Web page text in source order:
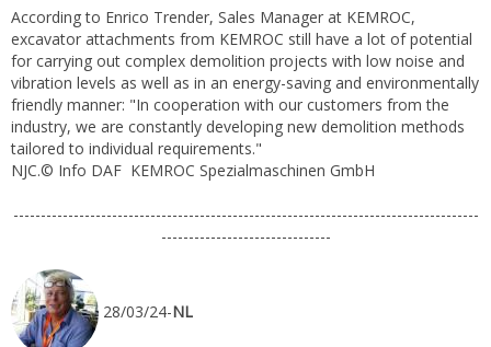
According to Enrico Trender, Sales Manager at KEMROC,
excavator attachments from KEMROC still have a lot of potential
for carrying out complex demolition projects with low noise and
vibration levels as well as in an energy-saving and environmentally
friendly manner: "In cooperation with our customers from the
industry, we are constantly developing new demolition methods
tailored to individual requirements."
NJC.© Info DAF KEMROC Spezialmaschinen GmbH
-------------------------------------------------------------------------------------
-------------------------------
28/03/24-NL